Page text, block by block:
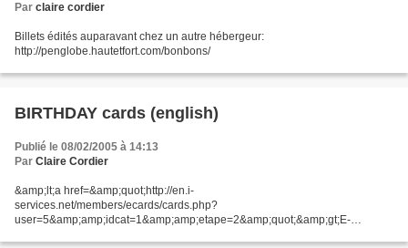
Par claire cordier
Billets édités auparavant chez un autre hébergeur:
http://penglobe.hautetfort.com/bonbons/
BIRTHDAY cards (english)
Publié le 08/02/2005 à 14:13
Par Claire Cordier
&amp;lt;a href=&amp;quot;http://en.i-
services.net/members/ecards/cards.php?
user=5&amp;amp;idcat=1&amp;amp;etape=2&amp;quot;&amp;gt;E-